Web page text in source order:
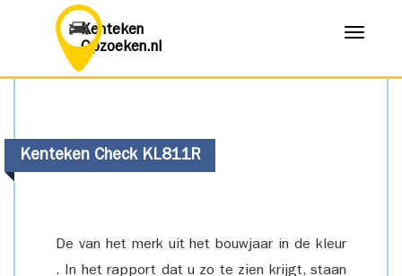
Kenteken
Opzoeken.nl
Menu
Kenteken Check KL811R
De van het merk uit het bouwjaar in de kleur
. In het rapport dat u zo te zien krijgt, staan